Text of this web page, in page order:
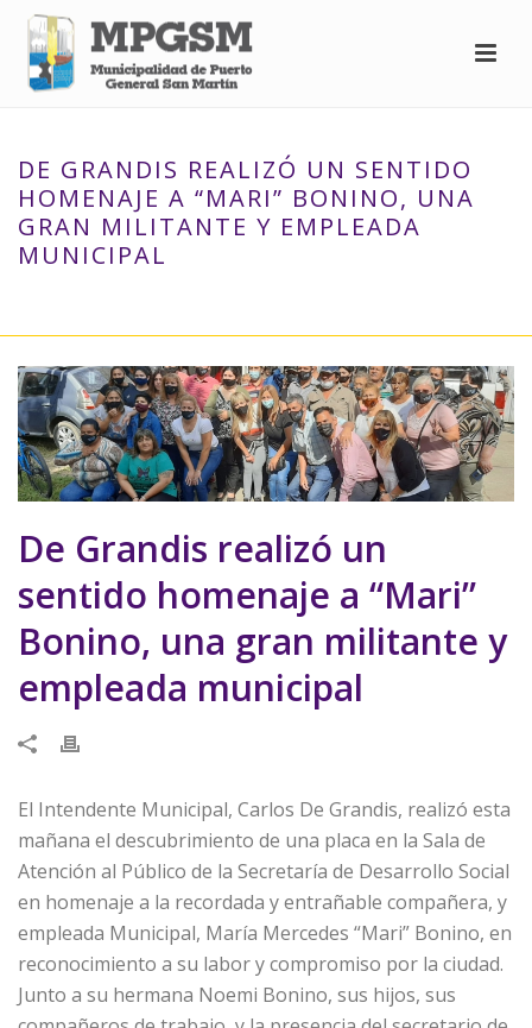
DE GRANDIS REALIZÓ UN SENTIDO
HOMENAJE A “MARI” BONINO, UNA
GRAN MILITANTE Y EMPLEADA
MUNICIPAL
De Grandis realizó un
sentido homenaje a “Mari”
Bonino, una gran militante y
empleada municipal
El Intendente Municipal, Carlos De Grandis, realizó esta
mañana el descubrimiento de una placa en la Sala de
Atención al Público de la Secretaría de Desarrollo Social
en homenaje a la recordada y entrañable compañera, y
empleada Municipal, María Mercedes “Mari” Bonino, en
reconocimiento a su labor y compromiso por la ciudad.
Junto a su hermana Noemi Bonino, sus hijos, sus